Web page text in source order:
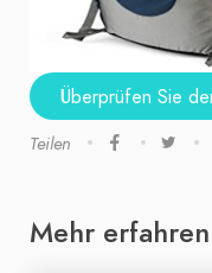
Überprüfen Sie
Teilen
Mehr erfahren